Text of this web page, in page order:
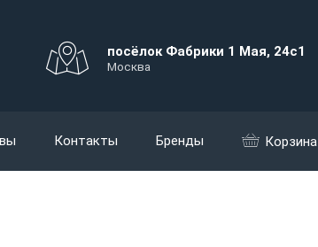
посёлок Фабрики 1 Мая, 24с1
Москва
Контакты Бренды Корзина